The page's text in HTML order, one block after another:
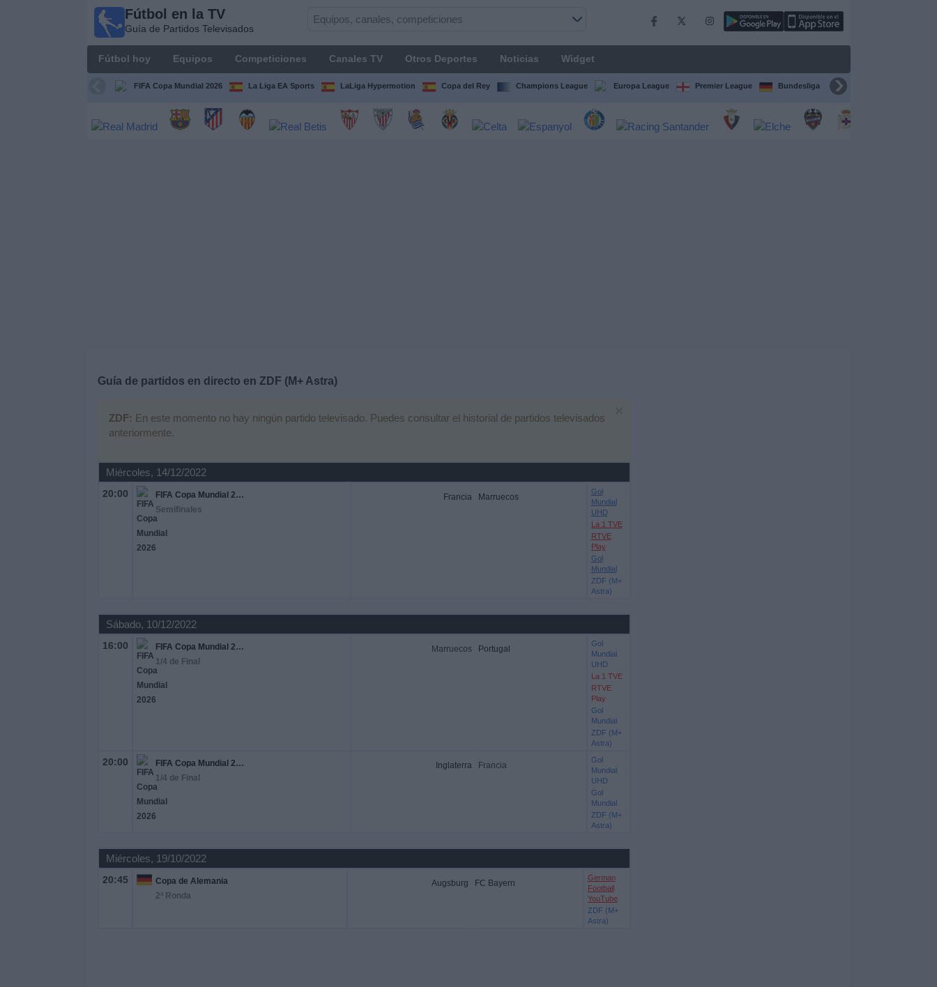
Fútbol en la TV
Guía de Partidos Televisados
Fútbol hoy Equipos Competiciones Canales TV Otros Deportes Noticias Widget
FIFA Copa Mundial 2026 La Liga EA Sports LaLiga Hypermotion Copa del Rey Champions League Europa League Premier League Bundesliga Supercopa de España
Guía de partidos en directo en ZDF (M+ Astra)
ZDF: En este momento no hay ningún partido televisado. Puedes consultar el historial de partidos televisados
anteriormente.
Miércoles, 14/12/2022
20:00
FIFA Copa Mundial 2026
Semifinales
Francia Marruecos
Gol
Mundial
UHD
La 1 TVE
RTVE
Play
Gol
Mundial
ZDF (M+
Astra)
Sábado, 10/12/2022
16:00
FIFA Copa Mundial 2026
1/4 de Final
Marruecos Portugal
Gol
Mundial
UHD
La 1 TVE
RTVE
Play
Gol
Mundial
ZDF (M+
Astra)
20:00
FIFA Copa Mundial 2026
1/4 de Final
Inglaterra Francia
Gol
Mundial
UHD
Gol
Mundial
ZDF (M+
Astra)
Miércoles, 19/10/2022
20:45
Copa de Alemania
2ª Ronda
Augsburg FC Bayern
German
Football
YouTube
ZDF (M+
Astra)